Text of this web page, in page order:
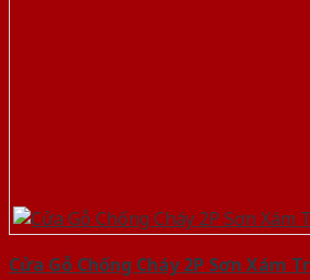
Cửa Gỗ Chống Cháy 2P Sơn Xám